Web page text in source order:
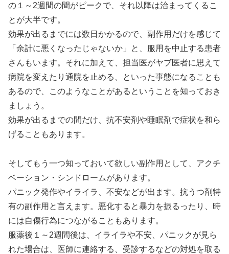
の１～2週間の間がピークで、それ以降は治まってくるこ
とが大半です。
効果が出るまでには数日かかるので、副作用だけを感じて
「余計に悪くなったじゃないか」と、服用を中止する患者
さんもいます。それに加えて、担当医がヤブ医者に思えて
病院を変えたり通院を止める、といった事態になることも
あるので、このようなことがあるということを知っておき
ましょう。
効果が出るまでの間だけ、抗不安剤や睡眠剤で症状を和ら
げることもあります。
そしてもう一つ知っておいて欲しい副作用として、アクチ
ベーション・シンドロームがあります。
パニック発作やイライラ、不安などが出ます。抗うつ剤特
有の副作用と言えます。悪化すると暴力を振るったり、時
には自傷行為につながることもあります。
服薬後１～2週間後は、イライラや不安、パニックが見ら
れた場合は、医師に連絡する、受診するなどの対処を取る